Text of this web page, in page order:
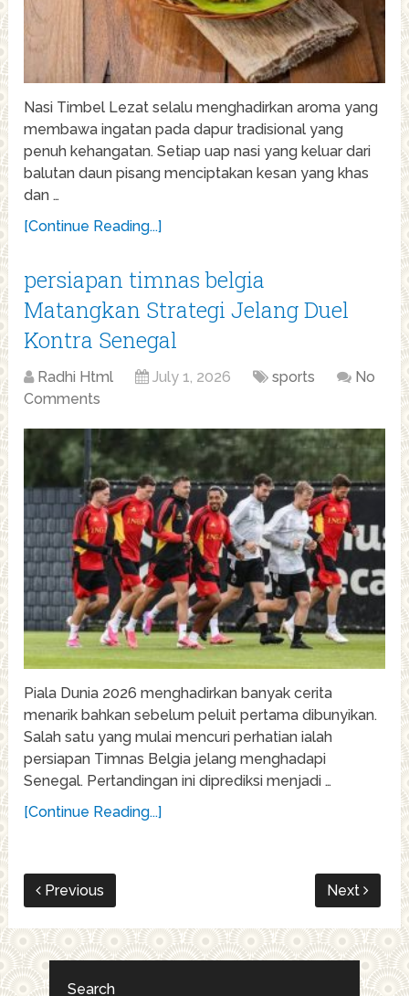
Nasi Timbel Lezat selalu menghadirkan aroma yang
membawa ingatan pada dapur tradisional yang
penuh kehangatan. Setiap uap nasi yang keluar dari
balutan daun pisang menciptakan kesan yang khas
dan …
[Continue Reading...]
persiapan timnas belgia
Matangkan Strategi Jelang Duel
Kontra Senegal
Radhi Html July 1, 2026 sports
No
Comments
Piala Dunia 2026 menghadirkan banyak cerita
menarik bahkan sebelum peluit pertama dibunyikan.
Salah satu yang mulai mencuri perhatian ialah
persiapan Timnas Belgia jelang menghadapi
Senegal. Pertandingan ini diprediksi menjadi …
[Continue Reading...]
Previous Next
Search